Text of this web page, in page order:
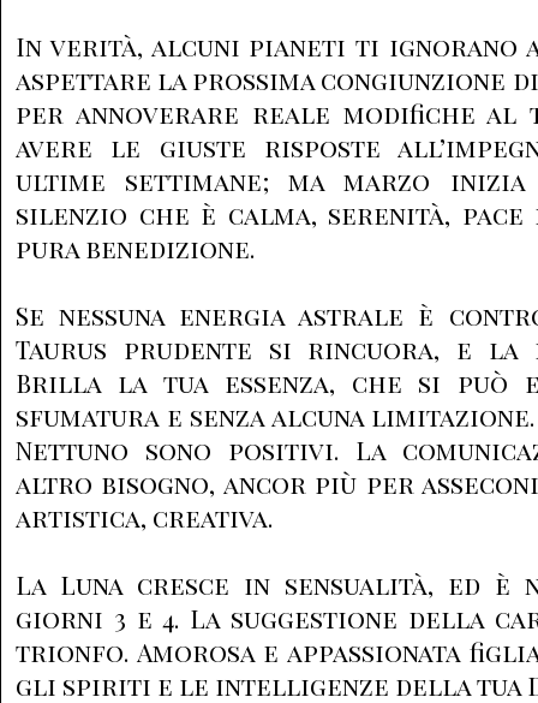
In verità, alcuni pianeti ti ignorano
aspettare la prossima congiunzione
per annoverare reale modifiche al
avere le giuste risposte
ultime settimane; ma marzo
silenzio che è calma, serenità, pace
pura benedizione.
Se nessuna energia astrale è
Taurus prudente si rincuora, e la
Brilla la tua essenza, che si può
sfumatura e senza alcuna
Nettuno sono positivi. La
altro bisogno, ancor più per
artistica, creativa.
La Luna cresce in sensualità, ed è
giorni 3 e 4. La suggestione della
trionfo. Amorosa e appassionata
gli spiriti e le intelligenze della tua